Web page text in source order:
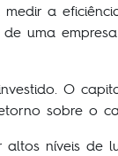
a
uma
O
sobre o
níveis de